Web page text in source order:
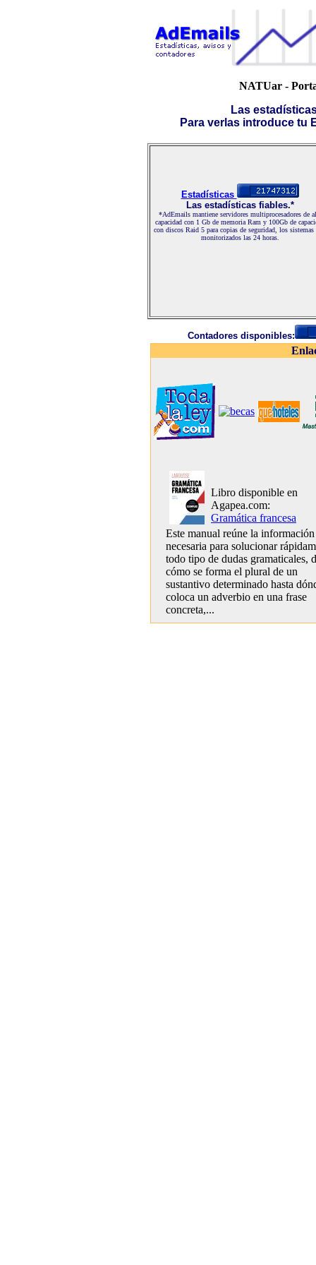
NATUar -
Las
Para verlas introduce tu
Estadísticas
Las estadísticas fiables.*
*AdEmails mantiene servidores multiprocesadores de
capacidad con 1 Gb de memoria Ram y 100Gb de
con discos Raid 5 para copias de seguridad, los sistemas
monitorizados las 24 horas.
Contadores disponibles:
Libro disponible en
Agapea.com:
Gramática francesa
Este manual reúne la información
necesaria para solucionar
todo tipo de dudas gramaticales,
cómo se forma el plural de un
sustantivo determinado hasta
coloca un adverbio en una frase
concreta,...